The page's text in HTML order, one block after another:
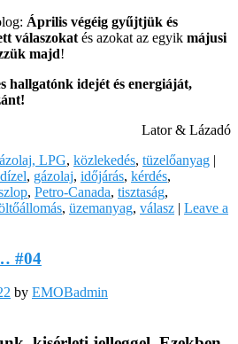
Április végéig gyűjtjük és
válaszokat és azokat az egyik májusi
majd!
hallgatónk idejét és energiáját,
Lator & Lázadó
LPG, közlekedés, tüzelőanyag |
dízel, gázolaj, időjárás, kérdés,
, Petro-Canada, tisztaság,
, üzemanyag, válasz | Leave a
#04
by EMOBadmin